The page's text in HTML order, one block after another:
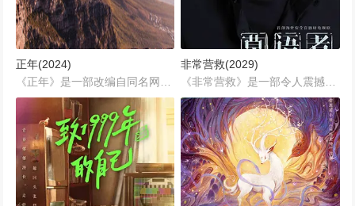
正年(2024)
《正年》是一部改编自同名网络漫画的电视剧，以女性国剧为背景，讲述了拥有声乐天赋的少女“正年”（金泰梨饰）如何克服自身的局限性，最终成为顶级明星的成长历程。...
非常营救(2029)
《非常营救》是一部令人震撼的2029年中国大陆恐怖题材电视剧，预计将由林峰导演执导，汇聚武瑶、赵实、郝婧等一众优秀编剧团队倾心打造。该剧由黎明、张丰毅、杨玏、李凯馨、郑罗茜等实力派演员联袂主演，将带领观众进入一个充满危机、阴谋与希望交织的世界。作为一部关于守护、牺牲与真相的宏大作品，《非常营救》不仅在剧情设定上引人入胜，更在人物塑造和情感刻画上达到了极高的水准。...